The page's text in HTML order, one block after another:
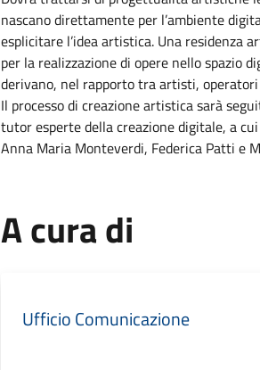
nascano direttamente per l’ambiente
esplicitare l’idea artistica. Una residenza
per la realizzazione di opere nello spazio
derivano, nel rapporto tra artisti,
Il processo di creazione artistica sarà
tutor esperte della creazione digitale, a
Anna Maria Monteverdi, Federica Patti e
A cura di
Ufficio Comunicazione